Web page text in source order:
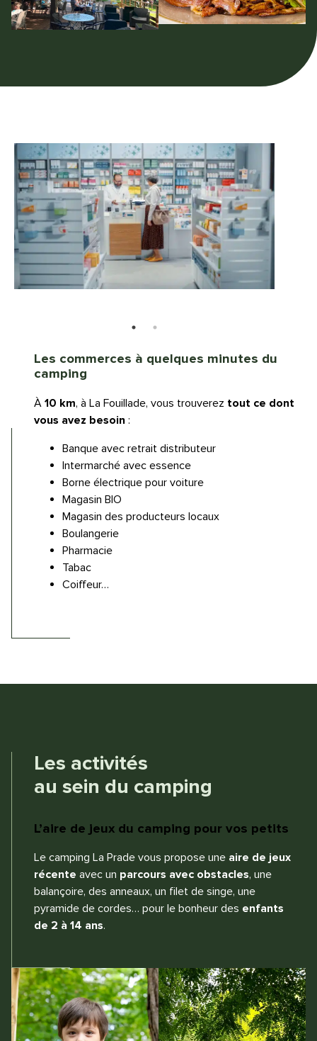
Les commerces à quelques minutes du
camping
À 10 km, à La Fouillade, vous trouverez tout ce dont
vous avez besoin :
Banque avec retrait distributeur
Intermarché avec essence
Borne électrique pour voiture
Magasin BIO
Magasin des producteurs locaux
Boulangerie
Pharmacie
Tabac
Coiffeur…
Les activités
au sein du camping
L’aire de jeux du camping pour vos petits
Le camping La Prade vous propose une aire de jeux
récente avec un parcours avec obstacles, une
balançoire, des anneaux, un filet de singe, une
pyramide de cordes… pour le bonheur des enfants
de 2 à 14 ans.